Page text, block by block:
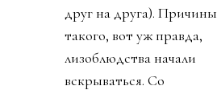
друг на друга). Причины
такого, вот уж правда,
лизоблюдства начали
вскрываться. Со